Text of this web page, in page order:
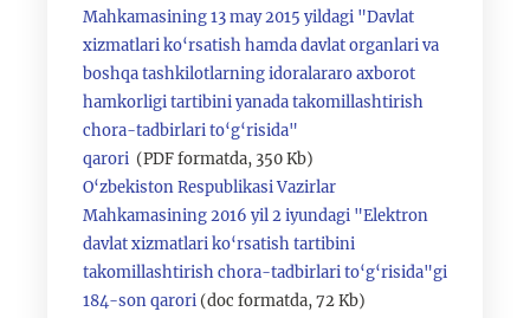
Mahkamasining 13 may 2015 yildagi "Davlat
xizmatlari ko‘rsatish hamda davlat organlari va
boshqa tashkilotlarning idoralararo axborot
hamkorligi tartibini yanada takomillashtirish
chora-tadbirlari to‘g‘risida"
qarori (PDF formatda, 350 Kb)
O‘zbekiston Respublikasi Vazirlar
Mahkamasining 2016 yil 2 iyundagi "Elektron
davlat xizmatlari ko‘rsatish tartibini
takomillashtirish chora-tadbirlari to‘g‘risida"gi
184-son qarori (doc formatda, 72 Kb)